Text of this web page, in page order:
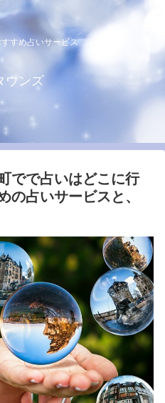
すめ占いサービス
ウンズ
でで占いはどこに行
の占いサービスと、